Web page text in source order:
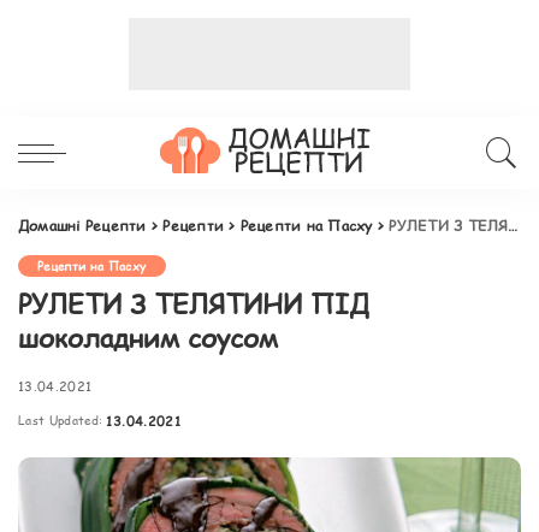
Домашні Рецепти >Рецепти > Рецепти на Пасху>РУЛЕТИ З ТЕЛЯТИНИ ПІД шоколадним соусом
Рецепти на Пасху
РУЛЕТИ З ТЕЛЯТИНИ ПІД
шоколадним соусом
13.04.2021
Last Updated: 13.04.2021